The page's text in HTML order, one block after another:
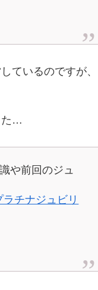
ているのですが、
た…
や前回のジュ
ラチナジュビリ